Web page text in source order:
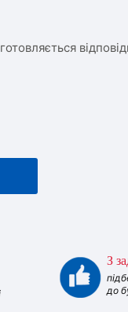
З
до